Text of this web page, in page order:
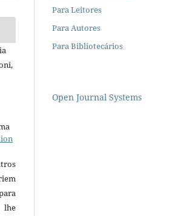
Para Leitores
Para Autores
Para Bibliotecários
Open Journal Systems